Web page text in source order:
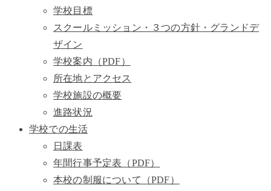
学校目標
スクールミッション・３つの方針・グランドデ
ザイン
学校案内（PDF）
所在地とアクセス
学校施設の概要
進路状況
学校での生活
日課表
年間行事予定表（PDF）
本校の制服について（PDF）